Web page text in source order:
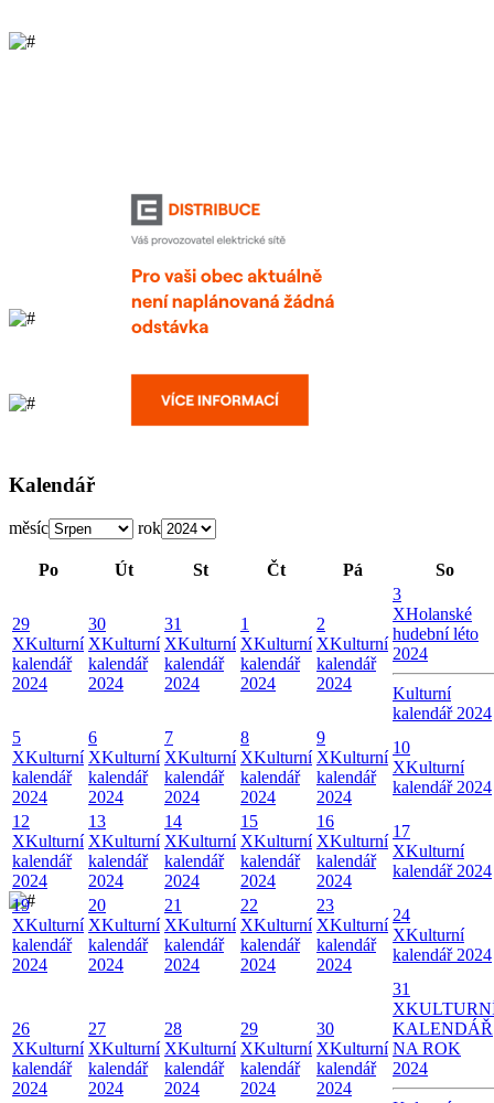
Kalendář
měsíc rok
Po Út St Čt Pá So
29
XKulturní
kalendář
2024
30
XKulturní
kalendář
2024
31
XKulturní
kalendář
2024
1
XKulturní
kalendář
2024
2
XKulturní
kalendář
2024
3
XHolanské
hudební léto
2024
Kulturní
kalendář 2024
5
XKulturní
kalendář
2024
6
XKulturní
kalendář
2024
7
XKulturní
kalendář
2024
8
XKulturní
kalendář
2024
9
XKulturní
kalendář
2024
10
XKulturní
kalendář 2024
12
XKulturní
kalendář
2024
13
XKulturní
kalendář
2024
14
XKulturní
kalendář
2024
15
XKulturní
kalendář
2024
16
XKulturní
kalendář
2024
17
XKulturní
kalendář 2024
19
XKulturní
kalendář
2024
20
XKulturní
kalendář
2024
21
XKulturní
kalendář
2024
22
XKulturní
kalendář
2024
23
XKulturní
kalendář
2024
24
XKulturní
kalendář 2024
26
XKulturní
kalendář
2024
27
XKulturní
kalendář
2024
28
XKulturní
kalendář
2024
29
XKulturní
kalendář
2024
30
XKulturní
kalendář
2024
31
X
KALENDÁŘ
NA ROK
2024